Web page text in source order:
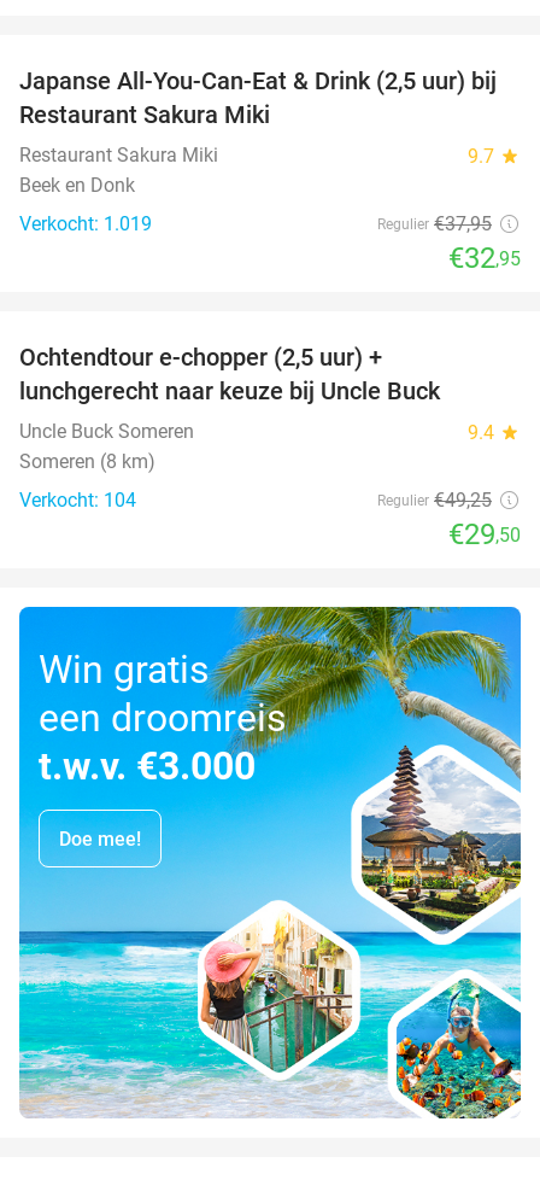
13%
Japanse All-You-Can-Eat & Drink (2,5 uur) bij
Restaurant Sakura Miki
Restaurant Sakura Miki 9.7 star
Beek en Donk
Verkocht: 1.019
Regulier €37,95
€32,95
Ochtendtour e-chopper (2,5 uur) +
lunchgerecht naar keuze bij Uncle Buck
Uncle Buck Someren 9.4 star
Someren (8 km)
Verkocht: 104
Regulier €49,25
€29,50
Win gratis
een droomreis
t.w.v. €3.000
Doe mee!